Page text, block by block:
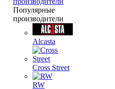
Популярные
производители
Alcasta
Cross Street
RW